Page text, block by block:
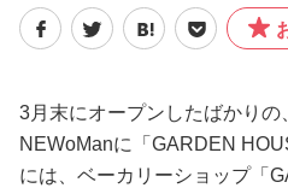
ライフスタイル
恋愛/結婚/離婚
3月末にオープンしたばかりの
NEWoManに「GARDEN
には、ベーカリーショップ「